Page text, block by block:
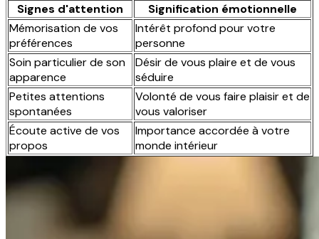
Signes d'attention
Signification émotionnelle
Mémorisation de vos
préférences
Intérêt profond pour votre
personne
Soin particulier de son
apparence
Désir de vous plaire et de vous
séduire
Petites attentions
spontanées
Volonté de vous faire plaisir et de
vous valoriser
Écoute active de vos
propos
Importance accordée à votre
monde intérieur